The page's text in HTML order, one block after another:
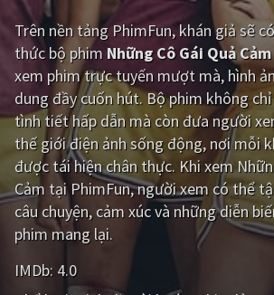
Giật gân Gia đình
Lịch sử
Viễn Tây Tiểu sử
GameShow DramaTV
QUỐC GIA
Âu - Mỹ Trung
Hàn Quốc
Trên nền tảng PhimFun, khán giả sẽ
thức bộ phim Những Cô Gái Quả Cảm
xem phim trực tuyến mượt mà, hình
dung đầy cuốn hút. Bộ phim không
tình tiết hấp dẫn mà còn đưa người
thế giới điện ảnh sống động, nơi mỗi
được tái hiện chân thực. Khi xem
Cảm tại PhimFun, người xem có thể
câu chuyện, cảm xúc và những diễn
phim mang lại.
IMDb: 4.0